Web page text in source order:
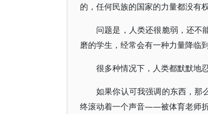
的，任何民族的国家的力量都没有
问题是，人类还很脆弱，还不
磨的学生，经常会有一种力量降临
很多种情况下，人类都默默地
如果你认可我强调的东西，那
终滚动着一个声音——被体育老师折